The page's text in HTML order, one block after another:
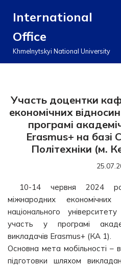
до
вмісту
International
Office
Khmelnytskyi National University
Участь доцентки
економічних
програмі
Erasmus+ на базі
Політехніки (м.
10-14 червня 2024
міжнародних економічних
національного
участь у програмі
викладачів Erasmus+ (КА 1).
Основна мета мобільності –
підготовки шляхом